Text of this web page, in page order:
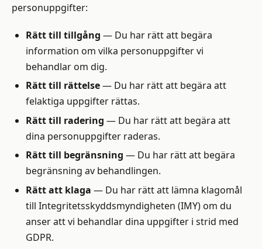
personuppgifter:
Rätt till tillgång — Du har rätt att begära
information om vilka personuppgifter vi
behandlar om dig.
Rätt till rättelse— Du har rätt att begära att
felaktiga uppgifter rättas.
Rätt till radering — Du har rätt att begära att
dina personuppgifter raderas.
Rätt till begränsning — Du har rätt att begära
begränsning av behandlingen.
Rätt att klaga — Du har rätt att lämna klagomål
till Integritetsskyddsmyndigheten (IMY) om du
anser att vi behandlar dina uppgifter i strid med
GDPR.